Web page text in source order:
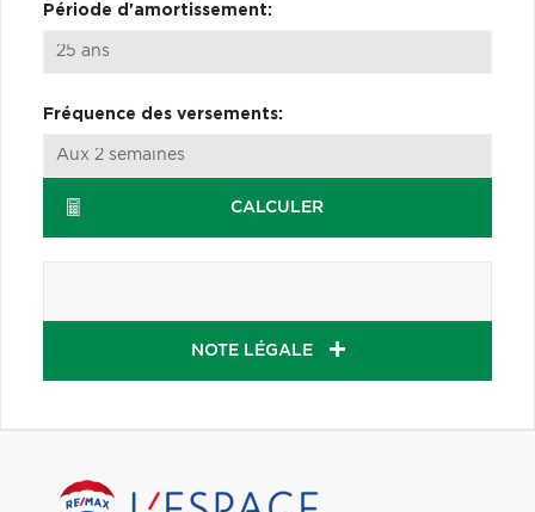
Période d'amortissement:
Fréquence des versements:
CALCULER
NOTE LÉGALE